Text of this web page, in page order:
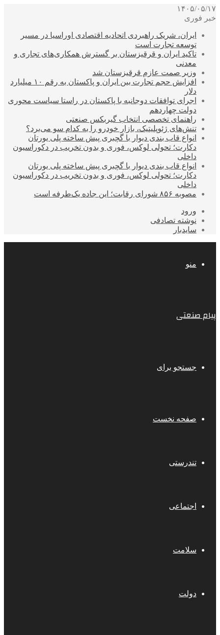
۱۴۰۵/۰۵/۱۷
خبر فوری
ایران، شریک راهبردی اتحادیه اقتصادی اوراسیا در مسیر
توسعه تجارت است
تاکید ایران و قرقیزستان بر گسترش همکاری‌های تجاری و
معدنی
وزیر صمت عازم قرقیزستان شد
افزایش حجم تجارت بین ایران و پاکستان به رقم ۱۰ میلیارد
دلار
اجرای توافقات دوجانبه با پاکستان در راستا سیاست محوری
دولت چهاردهم
راهنمای تخصصی انتخاب گیربکس صنعتی
تنش‌های ژئوپلیتیک، بازار خودرو را به کدام سو می‌برد؟
انواع قاب بندی دیوار با گچبری پیش ساخته پلی یورتان
دکارت؛ تحولی لوکس، فوری و بدون تخریب در دکوراسیون
داخلی
انواع قاب بندی دیوار با گچبری پیش ساخته پلی یورتان
دکارت؛ تحولی لوکس، فوری و بدون تخریب در دکوراسیون
داخلی
مصوبه ۸۵۶ شورای رقابت؛ این جاده یک‌طرفه است
ورود
نوشته تصادفی
سایدبار
منو
پیام صنعتی
جستجو برای
صفحه نخست
تندرستی
اجتماعی
سلامت
دولت